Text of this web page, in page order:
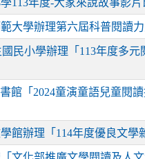
大學辦理第六屆科普閱讀
民小學辦理「113年度多
館「2024童演童語兒童閱
館辦理「114年度優良文學